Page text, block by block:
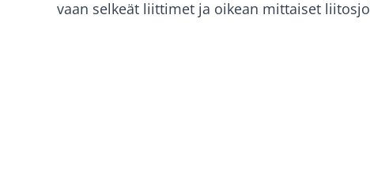
vaan selkeät liittimet ja oikean mittaiset